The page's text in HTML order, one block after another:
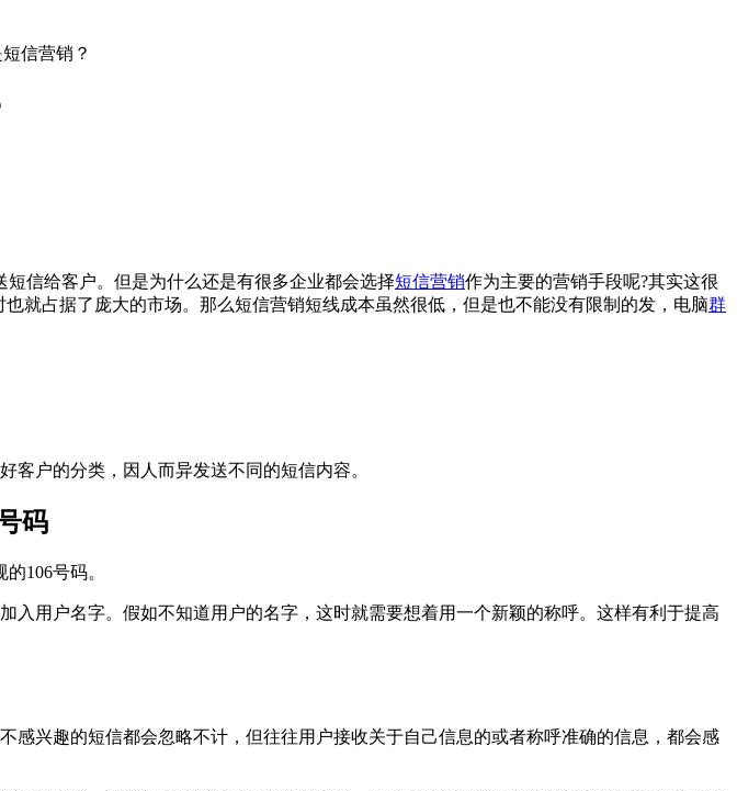
信营销？
信给客户。但是为什么还是有很多企业都会选择短信营销作为主要的营销手段呢?其实这很
就占据了庞大的市场。那么短信营销短线成本虽然很低，但是也不能没有限制的发，电脑群
户的分类，因人而异发送不同的短信内容。
码
106号码。
用户名字。假如不知道用户的名字，这时就需要想着用一个新颖的称呼。这样有利于提高
兴趣的短信都会忽略不计，但往往用户接收关于自己信息的或者称呼准确的信息，都会感